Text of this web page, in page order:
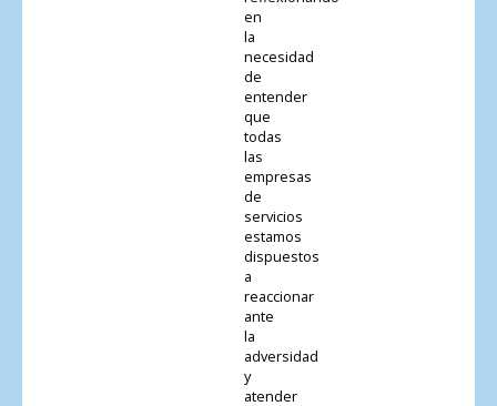
en
la
necesidad
de
entender
que
todas
las
empresas
de
servicios
estamos
dispuestos
a
reaccionar
ante
la
adversidad
y
atender